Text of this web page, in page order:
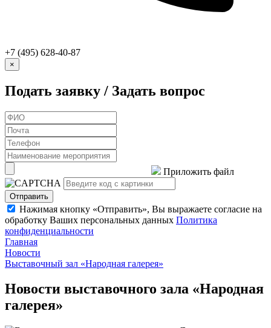
+7 (495) 628-40-87
×
Подать заявку / Задать вопрос
Приложить файл
Отправить
Нажимая кнопку «Отправить», Вы выражаете согласие на
обработку Ваших персональных данных Политика
конфиденциальности
Главная
Новости
Выставочный зал «Народная галерея»
Новости выставочного зала «Народная
галерея»